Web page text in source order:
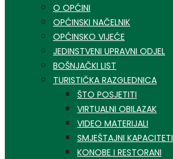
O OPĆINI
OPĆINSKI NAČELNIK
OPĆINSKO VIJEĆE
JEDINSTVENI UPRAVNI ODJEL
BOŠNJAČKI LIST
TURISTIČKA RAZGLEDNICA
ŠTO POSJETITI
VIRTUALNI OBILAZAK
VIDEO MATERIJALI
SMJEŠTAJNI KAPACITETI
KONOBE I RESTORANI